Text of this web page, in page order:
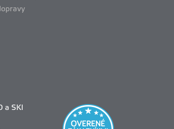
a SKI